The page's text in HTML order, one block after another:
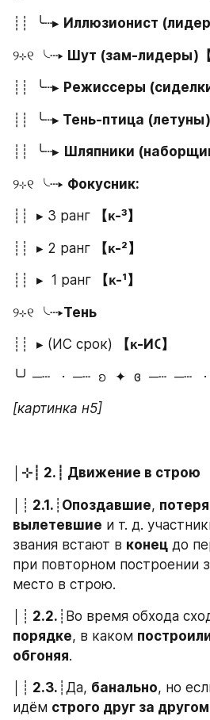
┊┊  ╰┄▸ Иллюзионист
୨⊹୧ ╰┄▸ Шут (зам-лидеры)【
┊┊  ╰┄▸ Режиссеры
┊┊  ╰┄▸ Тень-птица (летуны)
┊┊  ╰┄▸ Шляпники
୨⊹୧ ╰┄▸ Фокусник:
┊┊  ▸ 3 ранг 【ᴋ-³】
┊┊  ▸ 2 ранг 【ᴋ-²】
┊┊  ▸  1 ранг 【ᴋ-¹】
୨⊹୧ ╰┄▸Тень
┊┊  ▸ (ИС срок) 【ᴋ-И𑀝】
╰╯ ─┄   ·  ─┄  ᨧ  ✦  ɞ  ─┄  ─┄   ·
[картинка н5]
│⊹┊ 2.┊ Движение в строю
│┊ 2.1. ┊ Опоздавшие,
вылетевшие и т. д.
звания встают в конец до
при повторном построении
место в строю.
│┊ 2.2.
порядке, в каком
обгоняя.
│┊ 2.3. ┊Да, банально, но
идём строго друг за другом